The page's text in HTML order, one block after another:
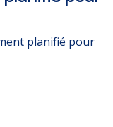
planifié pour